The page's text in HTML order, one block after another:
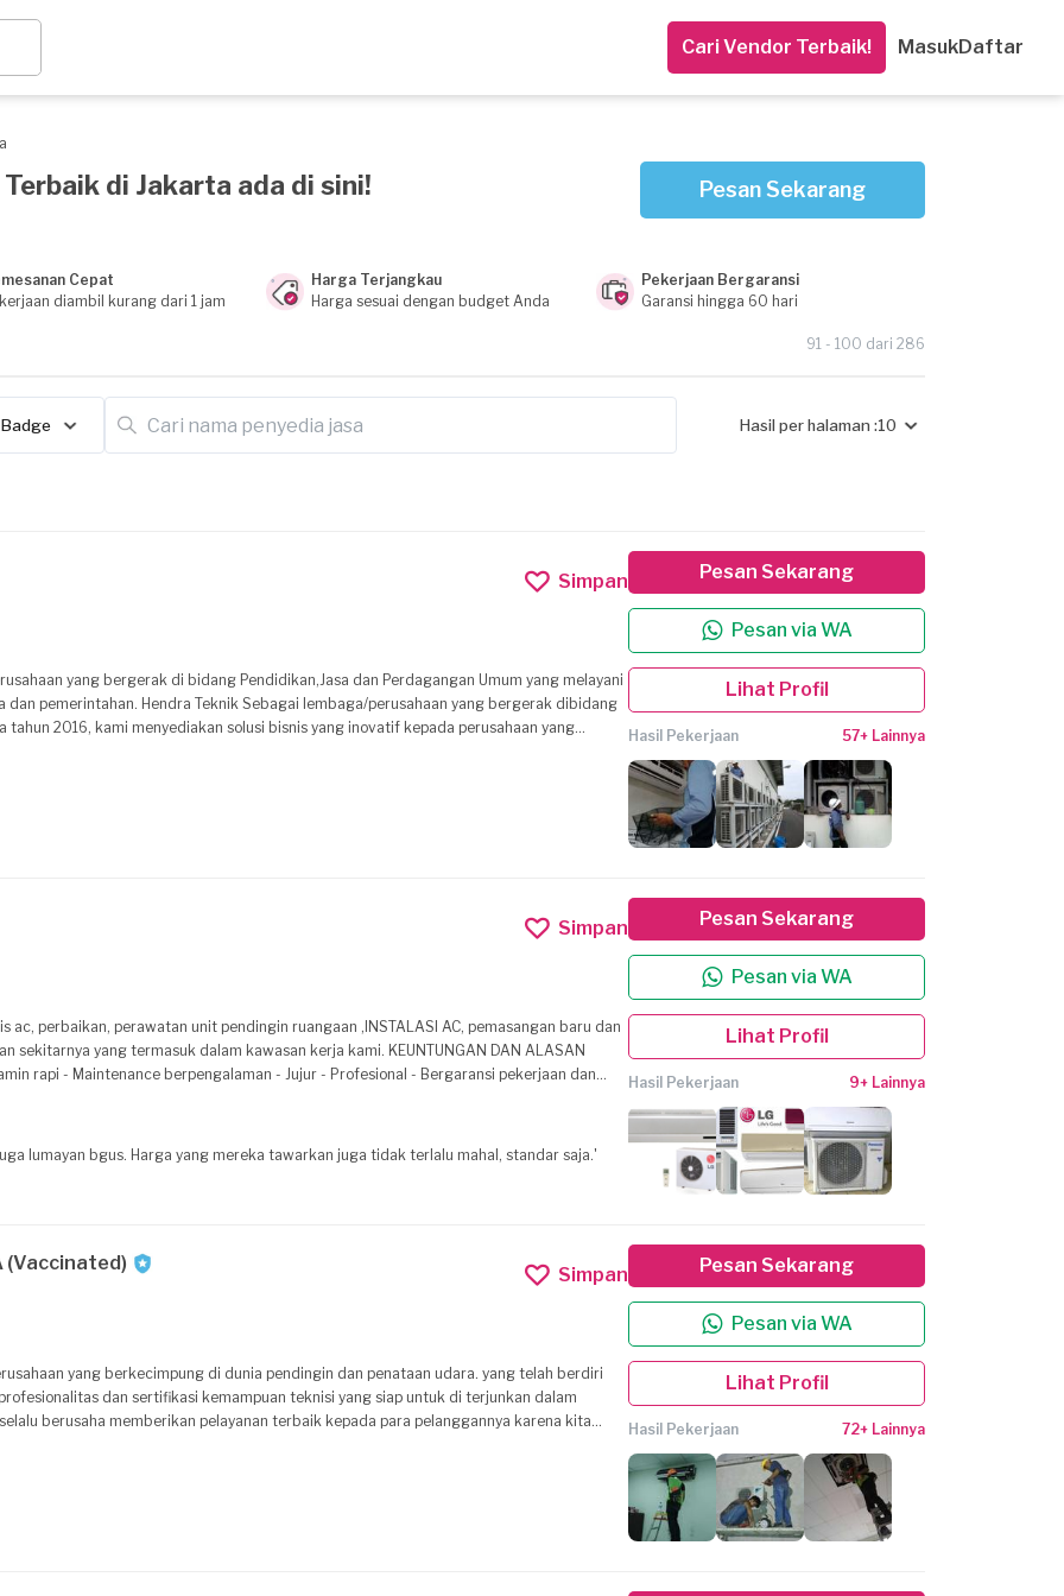
Cari Vendor Terbaik! MasukDaftar
di Jakarta ada di sini! Pesan Sekarang
Cepat
diambil kurang dari 1 jam
Harga Terjangkau
Harga sesuai dengan budget Anda
Pekerjaan Bergaransi
Garansi hingga 60 hari
91 - 100 dari 286
Badge Hasil per halaman :10
Simpan
dan pemerintahan. Hendra Teknik Sebagai lembaga/perusahaan yang bergerak dibidang
2016, kami menyediakan solusi bisnis yang inovatif kepada perusahaan yang
Jasa Perawatan dan Perbaikan Mesin-Mesin Pendingin (Ducting, AC, Cooling Tower,
menjadi pilihan utama bagi bisnis kami dengan memberikan kontribusi kepada setiap
NILAI VISI Menjadi Perusahaan Yang Berkembang dan
secara terintegrasi guna
dan Penuh Tanggung Jawab PRODUK
Faktur DLL
Pesan Sekarang
Pesan via WA
Lihat Profil
Hasil Pekerjaan 57+ Lainnya
Simpan
ac, perbaikan, perawatan unit pendingin ruangaan ,INSTALASI AC, pemasangan baru dan
termasuk dalam kawasan kerja kami. KEUNTUNGAN DAN ALASAN
lumayan bgus. Harga yang mereka tawarkan juga tidak terlalu mahal, standar saja.'
Pesan Sekarang
Pesan via WA
Lihat Profil
Hasil Pekerjaan 9+ Lainnya
(Vaccinated)
Simpan
dan sertifikasi kemampuan teknisi yang siap untuk di terjunkan dalam
selalu berusaha memberikan pelayanan terbaik kepada para pelanggannya karena kita
Pesan Sekarang
Pesan via WA
Lihat Profil
Hasil Pekerjaan 72+ Lainnya